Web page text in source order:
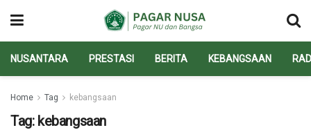
NUSANTARA PRESTASI BERITA KEBANGSAAN
Home Tag kebangsaan
Tag: kebangsaan